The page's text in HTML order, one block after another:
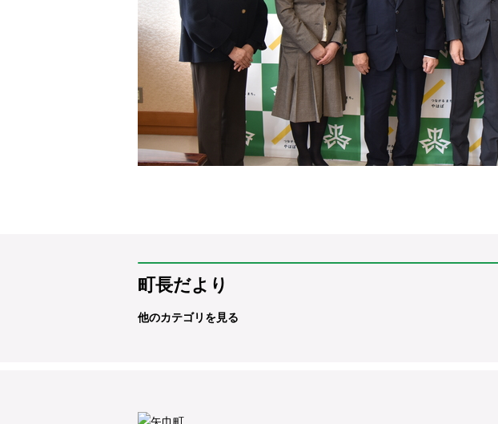
町長だより
他のカテゴリを見る